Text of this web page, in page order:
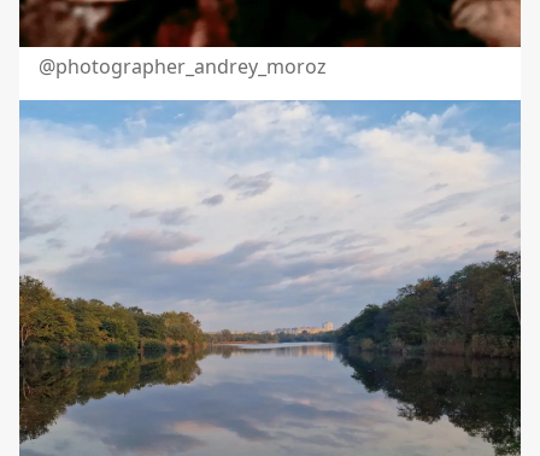
@photographer_andrey_moroz